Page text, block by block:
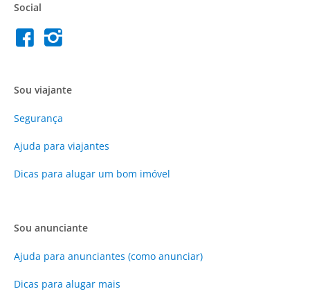
Social
Sou viajante
Segurança
Ajuda para viajantes
Dicas para alugar um bom imóvel
Sou anunciante
Ajuda para anunciantes (como anunciar)
Dicas para alugar mais